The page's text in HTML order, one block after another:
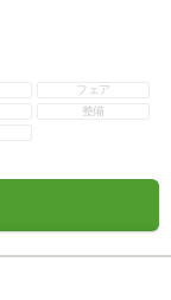
フェア
整備